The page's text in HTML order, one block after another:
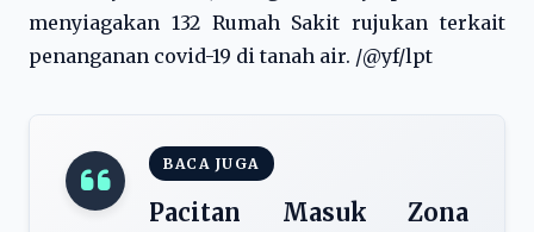
menyiagakan 132 Rumah Sakit rujukan terkait
penanganan covid-19 di tanah air. /@yf/lpt
BACA JUGA
Pacitan Masuk Zona